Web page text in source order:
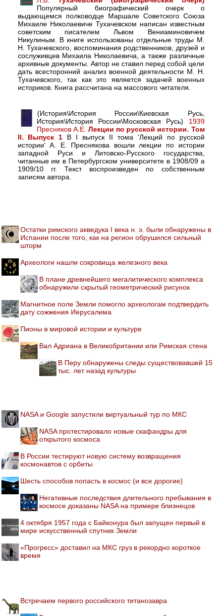
Популярный биографический очерк о
выдающемся полководце Маршале Советского Союза
Михаиле Николаевиче Тухачевском написан известным
советским писателем Львом Вениаминовичем
Никулиным. В книге использованы отдельные труды М.
Н. Тухачевского, воспоминания родственников, друзей и
сослуживцев Михаила Николаевича, а также различные
архивные документы. Автор не ставил перед собой цели
дать всесторонний анализ военной деятельности М. Н.
Тухачевского, так как это является задачей военных
историков. Книга рассчитана на массового читателя.
(История\История России\Киевская Русь,
История\История России\Московская Русь) 1939
Пресняков А.Е. Лекции по русской истории. Том
II. Выпуск 1 В I выпуск II тома 'Лекций по русской
истории' А. Е. Преснякова вошли лекции по истории
западной Руси и Литовско-Русского государства,
читанные им в Петербургском университете в 1908/09 а
1909/10 гг. Текст воспроизведен по собственным
записям автора.
Остатки римского акведука I века н. э. были обнаружены в
Испании после того, как на регион обрушился сильный
шторм
Археологи нашли сокровища железного века
В плане древнейшего мегалитического комплекса
обнаружили скрытый геометрический рисунок
Магнитное поле Земли помогло археологам подтвердить
дату сожжения Иерусалима
Пионы в мировой истории и культуре
Вал Адриана в Великобритании или Римская стена
В Перу обнаружены следы существовавшей 15
тыс. лет назад культуры
NASA и Google запустили виртуальный тур по МКС
NASA протестировало новые скафандры для
открытого космоса
В России тестируют новую систему возвращения
космонавтов с орбиты
Шесть способов попасть в космос (и все дорогие)
Негативные последствия длительного пребывания в
космосе доказаны NASA на примере близнецов
4 октября 1957 года с Байконура был запущен первый в
мире искусственный спутник Земли
«Прогресс» доставил на МКС груз в рекордно короткое
время
Встречаем первого российского титанозавра